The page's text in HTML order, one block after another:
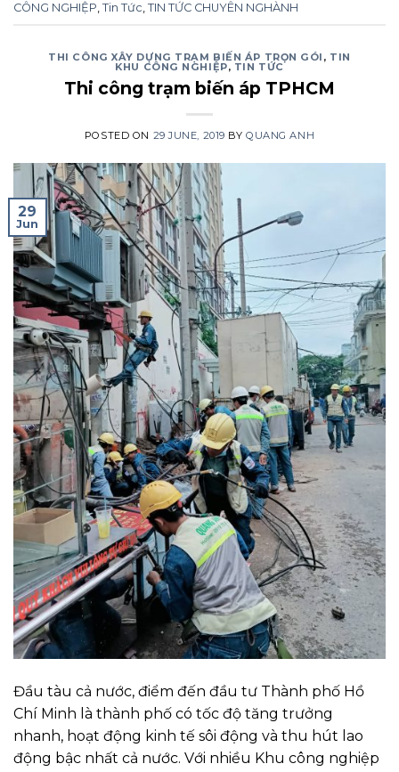
CÔNG NGHIỆP, Tin Tức, TIN TỨC CHUYÊN NGHÀNH
THI CÔNG XÂY DỰNG TRẠM BIẾN ÁP TRỌN GÓI , TIN
KHU CÔNG NGHIỆP, TIN TỨC
Thi công trạm biến áp TPHCM
POSTED ON 29 JUNE, 2019 BYQUANG ANH
29
Jun
Đầu tàu cả nước, điểm đến đầu tư Thành phố Hồ
Chí Minh là thành phố có tốc độ tăng trưởng
nhanh, hoạt động kinh tế sôi động và thu hút lao
động bậc nhất cả nước. Với nhiều Khu công nghiệp